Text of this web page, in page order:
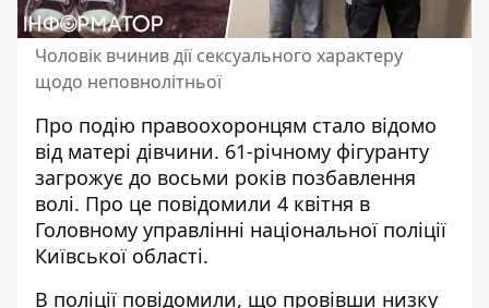
Чоловік вчинив дії сексуального характеру
щодо неповнолітньої
Про подію правоохоронцям стало відомо
від матері дівчини. 61-річному фігуранту
загрожує до восьми років позбавлення
волі. Про це повідомили 4 квітня в
Головному управлінні національної поліції
Київської області.
В поліції повідомили, що провівши низку